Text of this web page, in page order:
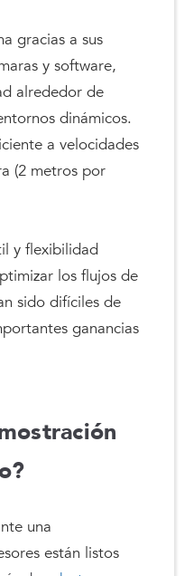
gracias a sus
y software,
alrededor de
dinámicos.
a velocidades
(2 metros por
y flexibilidad
los flujos de
sido difíciles de
ganancias
una
están listos